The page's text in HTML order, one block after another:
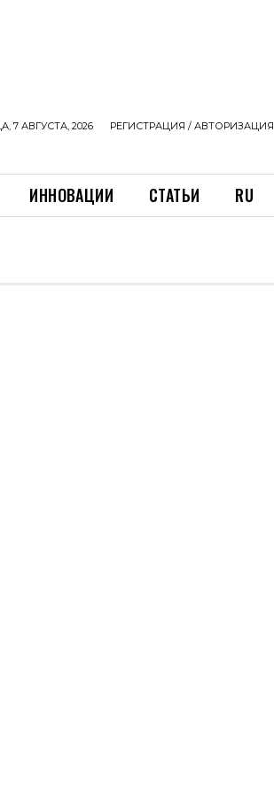
7 АВГУСТА, 2026 РЕГИСТРАЦИЯ / АВТОРИЗАЦИЯ
ИННОВАЦИИ СТАТЬИ RU